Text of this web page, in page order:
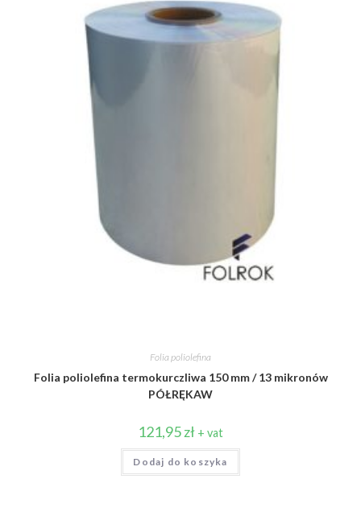
Folia poliolefina
Folia poliolefina termokurczliwa 150 mm / 13 mikronów
PÓŁRĘKAW
121,95zł + vat
Dodaj do koszyka